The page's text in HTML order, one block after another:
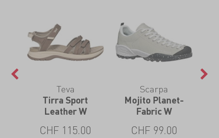
Teva
Tirra Sport
Leather W
CHF 115.00
Scarpa
Mojito Planet-
Fabric W
CHF 99.00